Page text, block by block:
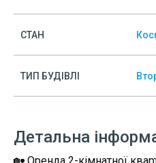
СТАН
ТИП БУДІВЛІ
Детальна